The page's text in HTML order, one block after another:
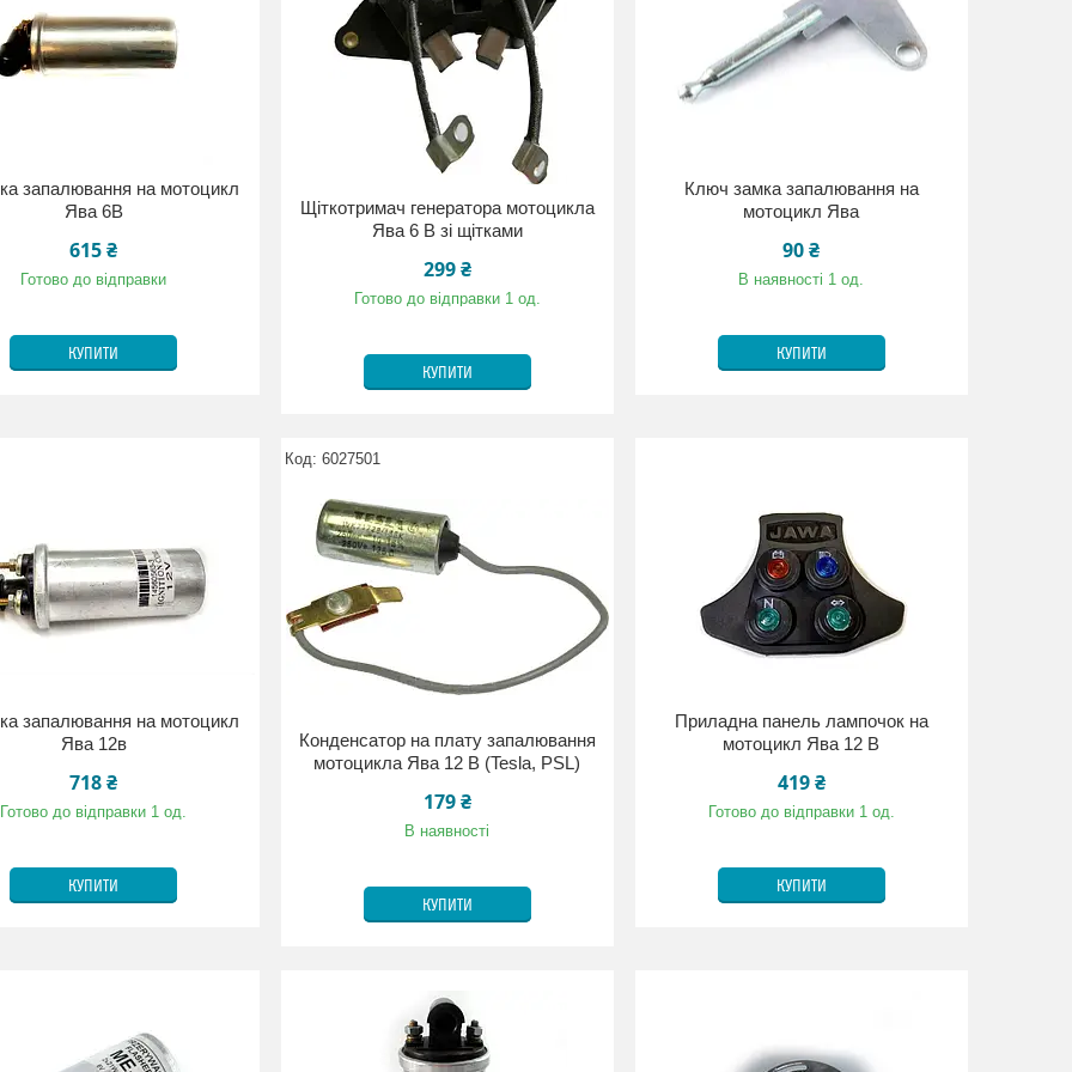
запалювання на мотоцикл
Ява 6В
615 ₴
Готово до відправки
КУПИТИ
Щіткотримач генератора мотоцикла
Ява 6 В зі щітками
299 ₴
Готово до відправки 1 од.
КУПИТИ
Ключ замка запалювання на
мотоцикл Ява
90 ₴
В наявності 1 од.
КУПИТИ
запалювання на мотоцикл
Ява 12в
718 ₴
Готово до відправки 1 од.
КУПИТИ
6027501
Конденсатор на плату запалювання
мотоцикла Ява 12 В (Tesla, PSL)
179 ₴
В наявності
КУПИТИ
Приладна панель лампочок на
мотоцикл Ява 12 В
419 ₴
Готово до відправки 1 од.
КУПИТИ